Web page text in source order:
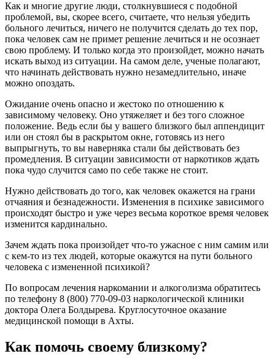
Как и многие другие люди, столкнувшиеся с подобной
проблемой, вы, скорее всего, считаете, что нельзя убедить
больного лечиться, ничего не получится сделать до тех пор,
пока человек сам не примет решение лечиться и не осознает
свою проблему. И только когда это произойдет, можно начать
искать выход из ситуации. На самом деле, ученые полагают,
что начинать действовать нужно незамедлительно, иначе
можно опоздать.
Ожидание очень опасно и жестоко по отношению к
зависимому человеку. Оно утяжеляет и без того сложное
положение. Ведь если бы у вашего близкого был аппендицит
или он стоял бы в раскрытом окне, готовясь из него
выпрыгнуть, то вы наверняка стали бы действовать без
промедления. В ситуации зависимости от наркотиков ждать
пока чудо случится само по себе также не стоит.
Нужно действовать до того, как человек окажется на грани
отчаяния и безнадежности. Изменения в психике зависимого
происходят быстро и уже через весьма короткое время человек
изменится кардинально.
Зачем ждать пока произойдет что-то ужасное с ним самим или
с кем-то из тех людей, которые окажутся на пути больного
человека с измененной психикой?
По вопросам лечения наркомании и алкоголизма обратитесь
по телефону 8 (800) 770-09-03 наркологической клиники
доктора Олега Болдырева. Круглосуточное оказание
медицинской помощи в Ахты.
Как помочь своему близкому?